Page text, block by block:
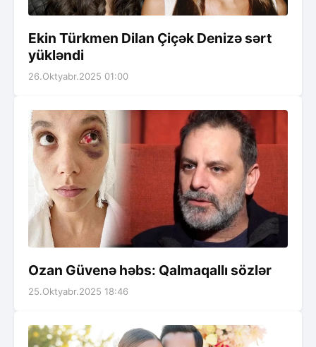
Ekin Türkmen Dilan Çiçək Denizə sərt
yükləndi
26.Oktyabr.2025 01:00
Ozan Güvenə həbs: Qalmaqallı sözlər
25.Oktyabr.2025 18:46